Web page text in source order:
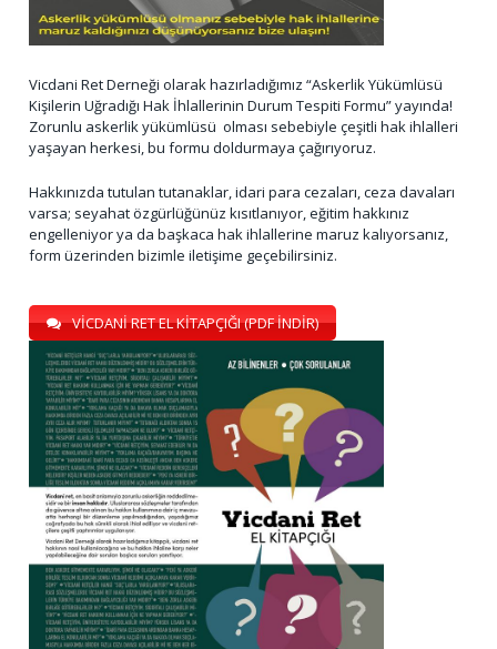
Vicdani Ret Derneği olarak hazırladığımız “Askerlik Yükümlüsü
Kişilerin Uğradığı Hak İhlallerinin Durum Tespiti Formu” yayında!
Zorunlu askerlik yükümlüsü olması sebebiyle çeşitli hak ihlalleri
yaşayan herkesi, bu formu doldurmaya çağırıyoruz.
Hakkınızda tutulan tutanaklar, idari para cezaları, ceza davaları
varsa; seyahat özgürlüğünüz kısıtlanıyor, eğitim hakkınız
engelleniyor ya da başkaca hak ihlallerine maruz kalıyorsanız,
form üzerinden bizimle iletişime geçebilirsiniz.
VİCDANİ RET EL KİTAPÇIĞI (PDF İNDİR)